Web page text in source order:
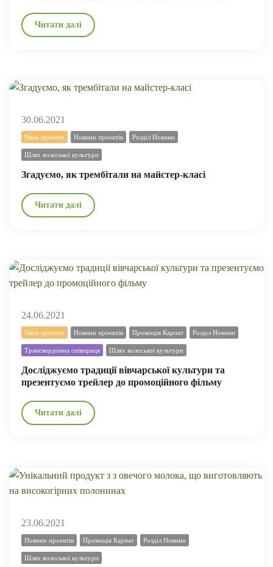
Читати далі
30.06.2021
Наші проекти Новини проектів Розділ Новини
Шлях волоської культури
Згадуємо, як трембітали на майстер-класі
Читати далі
24.06.2021
Наші проекти Новини проектів Промоція Карпат Розділ Новини
Транскордонна співпраця Шлях волоської культури
Досліджуємо традиції вівчарської культури та
презентуємо трейлер до промоційного фільму
Читати далі
23.06.2021
Новини проектів Промоція Карпат Розділ Новини
Шлях волоської культури